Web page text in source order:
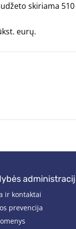
skiriama
eurų.
ir kontaktai
prevencija